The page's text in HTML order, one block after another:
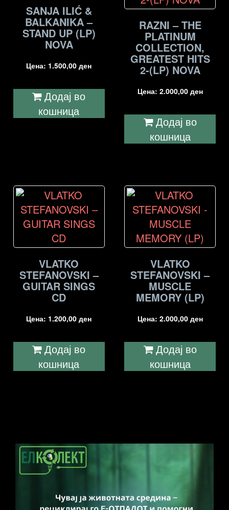
SANJA ILIĆ &
BALKANIKA –
STAND UP (LP)
NOVA
Цена: 1.500,00ден
Додај во
кошница
RAZNI – THE
PLATINUM
COLLECTION,
GREATEST HITS
2-(LP) NOVA
Цена: 2.000,00 ден
Додај во
кошница
VLATKO
STEFANOVSKI –
GUITAR SINGS
CD
Цена: 1.200,00ден
Додај во
кошница
VLATKO
STEFANOVSKI –
MUSCLE
MEMORY (LP)
Цена: 2.000,00 ден
Додај во
кошница